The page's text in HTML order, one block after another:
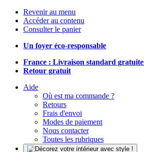
Revenir au menu
Accéder au contenu
Consulter le panier
Un foyer éco-responsable
France : Livraison standard gratuite
Retour gratuit
Aide
Où est ma commande ?
Retours
Frais d'envoi
Modes de paiement
Nous contacter
Toutes les rubriques